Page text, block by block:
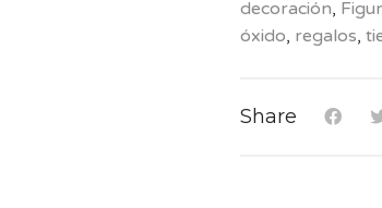
decoración,
óxido, regalos,
Share